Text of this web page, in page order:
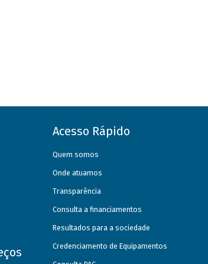
Acesso Rápido
Quem somos
Onde atuamos
Transparência
Consulta a financiamentos
Resultados para a sociedade
Credenciamento de Equipamentos